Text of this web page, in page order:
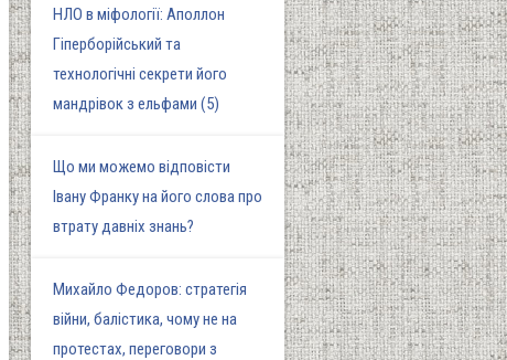
НЛО в міфології: Аполлон
Гіперборійський та
технологічні секрети його
мандрівок з ельфами (5)
Що ми можемо відповісти
Івану Франку на його слова про
втрату давніх знань?
Михайло Федоров: стратегія
війни, балістика, чому не на
протестах, переговори з